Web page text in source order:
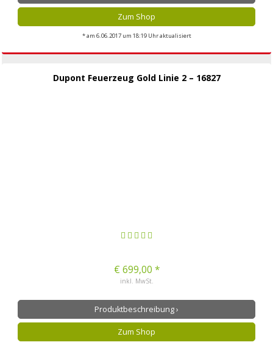
Zum Shop
* am 6.06.2017 um 18:19 Uhr aktualisiert
Dupont Feuerzeug Gold Linie 2 – 16827
€ 699,00 *
inkl. MwSt.
Produktbeschreibung ›
Zum Shop